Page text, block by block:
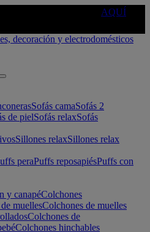
AQUÍ
Sofás camaSofás 2
de pielSofás relaxSofás
Sillones relaxSillones relax
peraPuffs reposapiésPuffs con
y canapéColchones
muellesColchones de muelles
Colchones de
Colchones hinchables